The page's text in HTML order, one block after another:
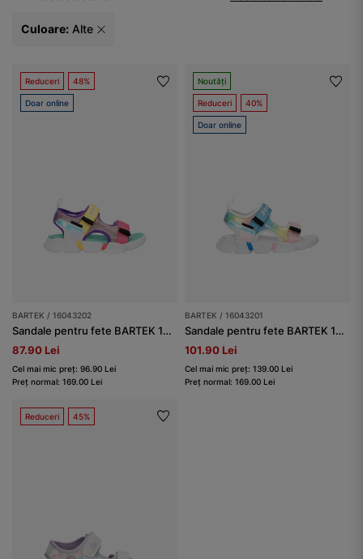
Culoare: Alte
Reduceri 48%
Doar online
BARTEK / 16043202
Sandale pentru fete BARTEK 16043202, multi-color
87.90 Lei
Cel mai mic preț: 96.90 Lei
Preț normal: 169.00 Lei
Noutăți
Reduceri 40%
Doar online
BARTEK / 16043201
Sandale pentru fete BARTEK 16043201 multi-color
101.90 Lei
Cel mai mic preț: 139.00 Lei
Preț normal: 169.00 Lei
Reduceri 45%